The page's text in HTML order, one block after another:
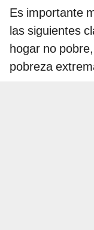
Es importante
las siguientes
hogar no
pobreza